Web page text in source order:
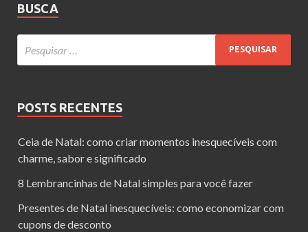
BUSCA
POSTS RECENTES
Ceia de Natal: como criar momentos inesquecíveis com
charme, sabor e significado
8 Lembrancinhas de Natal simples para você fazer
Presentes de Natal inesquecíveis: como economizar com
cupons de desconto